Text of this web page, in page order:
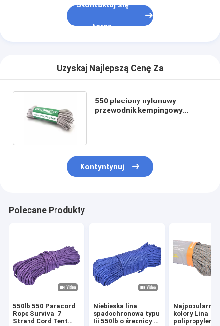
Skontaktuj się
teraz
Uzyskaj Najlepszą Cenę Za
550 pleciony nylonowy
przewodnik kempingowy
Kontyntynuj
Polecane Produkty
550lb 550 Paracord
Rope Survival 7
Strand Cord Tent
Niebieska lina
spadochronowa typu
Iii 550lb o średnicy 4
kolory Lina